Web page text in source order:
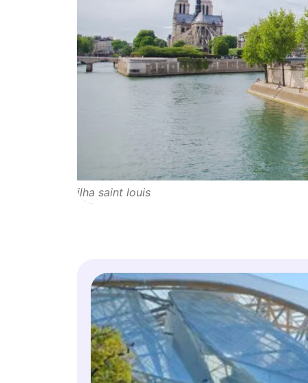
ilha saint louis